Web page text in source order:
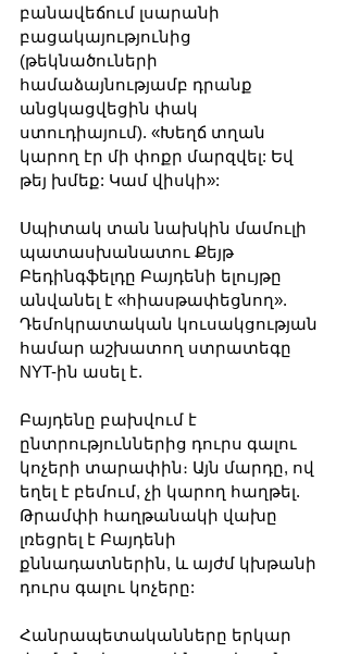
բանավեճում լսարանի
բացակայությունից
(թեկնածուների
համաձայնությամբ դրանք
անցկացվեցին փակ
ստուդիայում). «Խեղճ տղան
կարող էր մի փոքր մարզվել: Եվ
թեյ խմեք: Կամ վիսկի»:
Սպիտակ տան նախկին մամուլի
պատասխանատու Քեյթ
Բեդինգֆելդը Բայդենի ելույթը
անվանել է «հիասթափեցնող».
Դեմոկրատական ​​կուսակցության
համար աշխատող ստրատեգը
NYT-ին ասել է.
Բայդենը բախվում է
ընտրություններից դուրս գալու
կոչերի տարափին։ Այն մարդը, ով
եղել է բեմում, չի կարող հաղթել.
Թրամփի հաղթանակի վախը
լռեցրել է Բայդենի
քննադատներին, և այժմ կխթանի
դուրս գալու կոչերը:
Հանրապետականները երկար